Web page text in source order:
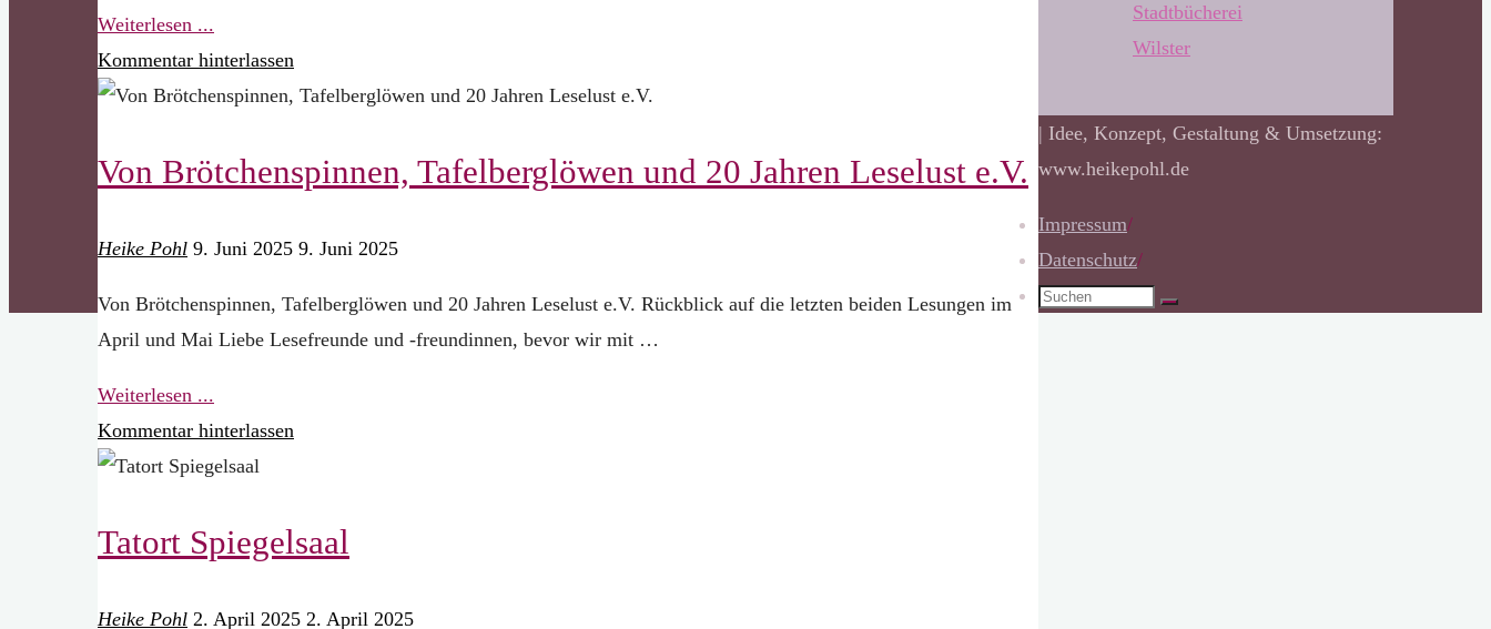
Weiterlesen ...
literarischer
Herbst
Winter
Kommentar hinterlassen
Von Brötchenspinnen, Tafelberglöwen und 20 Jahren Leselust e.V.
Heike Pohl 9. Juni 2025 9. Juni 2025
Von Brötchenspinnen, Tafelberglöwen und 20 Jahren Leselust e.V. Rückblick auf die letzten beiden Lesungen im
April und Mai Liebe Lesefreunde und -freundinnen, bevor wir mit …
Weiterlesen ...
Brötchenspinnen,
Tafelberglöwen
20
Leselust
Kommentar hinterlassen
Tatort Spiegelsaal
Heike Pohl 2. April 2025 2. April 2025
Stadtbücherei
Wilster
| Idee, Konzept, Gestaltung & Umsetzung:
www.heikepohl.de
Impressum/
Datenschutz/
Suchen
Suchen